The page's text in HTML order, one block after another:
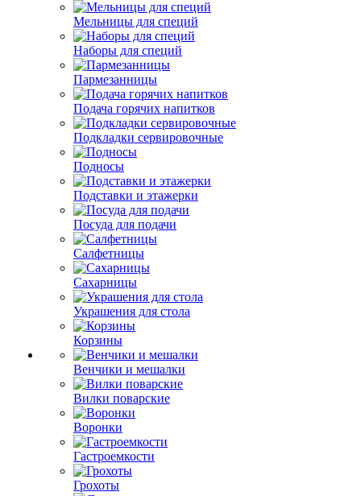
Мельницы для специй
Наборы для специй
Пармезанницы
Подача горячих напитков
Подкладки сервировочные
Подносы
Подставки и этажерки
Посуда для подачи
Салфетницы
Сахарницы
Украшения для стола
Корзины
Венчики и мешалки
Вилки поварские
Воронки
Гастроемкости
Грохоты